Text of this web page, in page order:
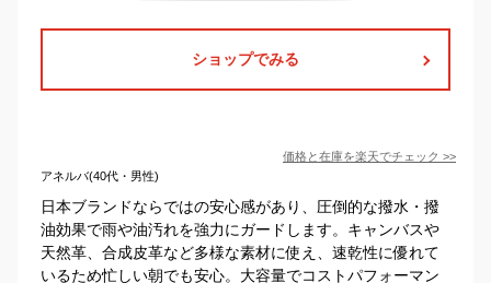
ショップでみる
価格と在庫を楽天でチェック >>
アネルバ(40代・男性)
日本ブランドならではの安心感があり、圧倒的な撥水・撥
油効果で雨や油汚れを強力にガードします。キャンバスや
天然革、合成皮革など多様な素材に使え、速乾性に優れて
いるため忙しい朝でも安心。大容量でコストパフォーマン